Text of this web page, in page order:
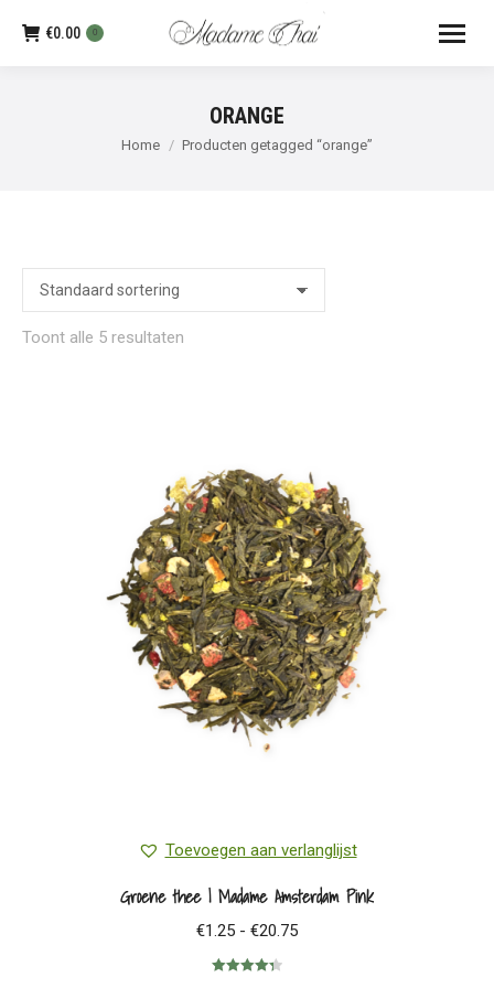
€0.00 0
ORANGE
Je bent hier:
Home Producten getagged “orange”
Toont alle 5 resultaten
Toevoegen aan verlanglijst
Groene thee | Madame Amsterdam Pink
€1.25 - €20.75Prijsklasse: